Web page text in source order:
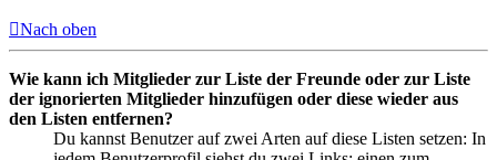
Nach oben
Wie kann ich Mitglieder zur Liste der Freunde oder zur Liste
der ignorierten Mitglieder hinzufügen oder diese wieder aus
den Listen entfernen?
Du kannst Benutzer auf zwei Arten auf diese Listen setzen: In